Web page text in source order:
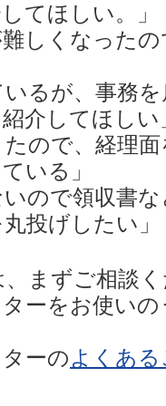
てほしい。」
難しくなった
いるが、事務
介してほしい
たので、経理
いる」
いので領収書
投げしたい」
まずご相談
ーをお使い
ーのよくあ